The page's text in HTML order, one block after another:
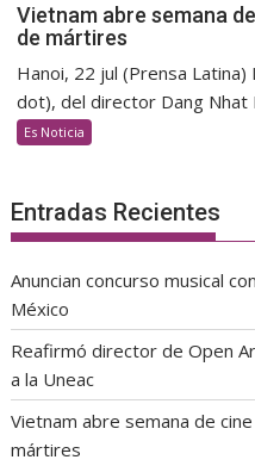
Vietnam abre semana
de mártires
Hanoi, 22 jul (Prensa
dot), del director Dang Nhat
Es Noticia
Entradas Recientes
Anuncian concurso musical
México
Reafirmó director de Open
a la Uneac
Vietnam abre semana de
mártires